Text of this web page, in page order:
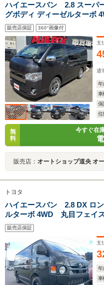
ハイエースバン 2.8 スーパ
グボディ ディーゼルター
415COBRAクリーンルック
ジ2ルーフスポイラー バッ
バッドラッカー17インチ
チホワイトレター
販売店保証 360°画像付
支
通
年
車
保
住
無
料
今すぐ在
販売店： オートショップ道央 オ
トヨタ
ハイエースバン 2.8 DX ロ
ルターボ 4WD 丸目フェ
販売店保証
支
年
車